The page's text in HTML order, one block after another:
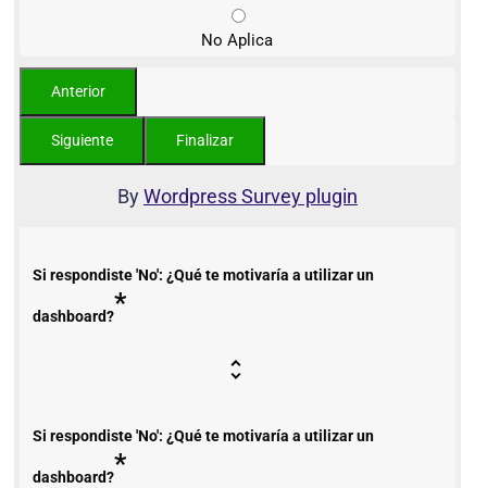
No Aplica
ByWordpress Survey plugin
Si respondiste 'No': ¿Qué te motivaría a utilizar un
dashboard?*
Si respondiste 'No': ¿Qué te motivaría a utilizar un
dashboard?*